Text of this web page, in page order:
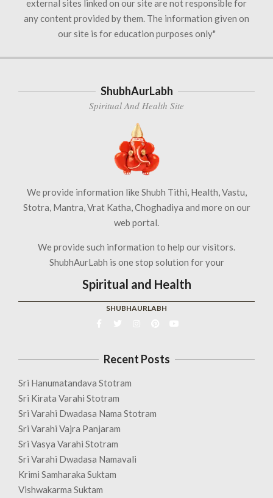
external sites linked on our site are not responsible for
any content provided by them. The information given on
our site is for education purposes only"
ShubhAurLabh
Spiritual And Health Site
We provide information like Shubh Tithi, Health, Vastu,
Stotra, Mantra, Vrat Katha, Choghadiya and more on our
web portal.
We provide such information to help our visitors.
ShubhAurLabh is one stop solution for your
Spiritual and Health
SHUBHAURLABH
Recent Posts
Sri Hanumatandava Stotram
Sri Kirata Varahi Stotram
Sri Varahi Dwadasa Nama Stotram
Sri Varahi Vajra Panjaram
Sri Vasya Varahi Stotram
Sri Varahi Dwadasa Namavali
Krimi Samharaka Suktam
Vishwakarma Suktam